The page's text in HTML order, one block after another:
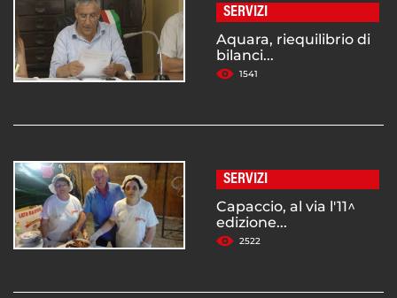
SERVIZI
Aquara, riequilibrio di
bilanci...
1541
SERVIZI
Capaccio, al via l'11^
edizione...
2522